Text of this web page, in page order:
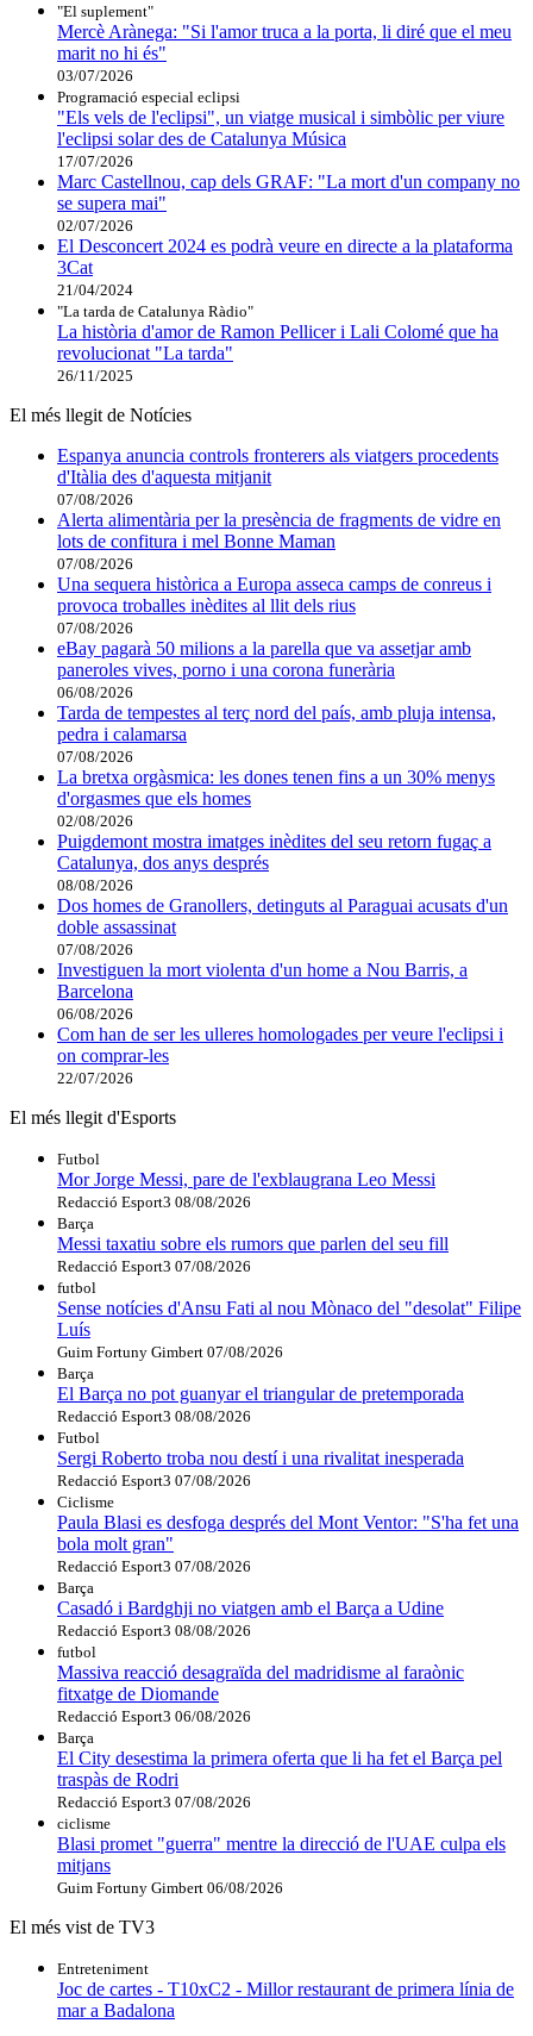
"El suplement"
Mercè Arànega: "Si l'amor truca a la porta, li diré que el meu
marit no hi és"
03/07/2026
Programació especial eclipsi
"Els vels de l'eclipsi", un viatge musical i simbòlic per viure
l'eclipsi solar des de Catalunya Música
17/07/2026
Marc Castellnou, cap dels GRAF: "La mort d'un company no
se supera mai"
02/07/2026
El Desconcert 2024 es podrà veure en directe a la plataforma
3Cat
21/04/2024
"La tarda de Catalunya Ràdio"
La història d'amor de Ramon Pellicer i Lali Colomé que ha
revolucionat "La tarda"
26/11/2025
El més llegit de Notícies
Espanya anuncia controls fronterers als viatgers procedents
d'Itàlia des d'aquesta mitjanit
07/08/2026
Alerta alimentària per la presència de fragments de vidre en
lots de confitura i mel Bonne Maman
07/08/2026
Una sequera històrica a Europa asseca camps de conreus i
provoca troballes inèdites al llit dels rius
07/08/2026
eBay pagarà 50 milions a la parella que va assetjar amb
paneroles vives, porno i una corona funerària
06/08/2026
Tarda de tempestes al terç nord del país, amb pluja intensa,
pedra i calamarsa
07/08/2026
La bretxa orgàsmica: les dones tenen fins a un 30% menys
d'orgasmes que els homes
02/08/2026
Puigdemont mostra imatges inèdites del seu retorn fugaç a
Catalunya, dos anys després
08/08/2026
Dos homes de Granollers, detinguts al Paraguai acusats d'un
doble assassinat
07/08/2026
Investiguen la mort violenta d'un home a Nou Barris, a
Barcelona
06/08/2026
Com han de ser les ulleres homologades per veure l'eclipsi i
on comprar-les
22/07/2026
El més llegit d'Esports
Futbol
Mor Jorge Messi, pare de l'exblaugrana Leo Messi
Redacció Esport3 08/08/2026
Barça
Messi taxatiu sobre els rumors que parlen del seu fill
Redacció Esport3 07/08/2026
futbol
Sense notícies d'Ansu Fati al nou Mònaco del "desolat" Filipe
Luís
Guim Fortuny Gimbert 07/08/2026
Barça
El Barça no pot guanyar el triangular de pretemporada
Redacció Esport3 08/08/2026
Futbol
Sergi Roberto troba nou destí i una rivalitat inesperada
Redacció Esport3 07/08/2026
Ciclisme
Paula Blasi es desfoga després del Mont Ventor: "S'ha fet una
bola molt gran"
Redacció Esport3 07/08/2026
Barça
Casadó i Bardghji no viatgen amb el Barça a Udine
Redacció Esport3 08/08/2026
futbol
Massiva reacció desagraïda del madridisme al faraònic
fitxatge de Diomande
Redacció Esport3 06/08/2026
Barça
El City desestima la primera oferta que li ha fet el Barça pel
traspàs de Rodri
Redacció Esport3 07/08/2026
ciclisme
Blasi promet "guerra" mentre la direcció de l'UAE culpa els
mitjans
Guim Fortuny Gimbert 06/08/2026
El més vist de TV3
Entreteniment
Joc de cartes - T10xC2 - Millor restaurant de primera línia de
mar a Badalona